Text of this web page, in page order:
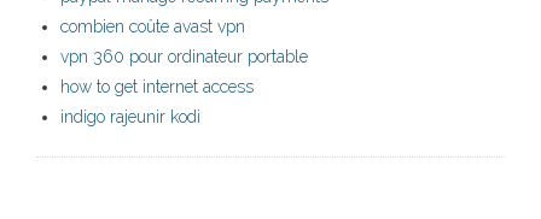
combien coûte avast vpn
vpn 360 pour ordinateur portable
how to get internet access
indigo rajeunir kodi